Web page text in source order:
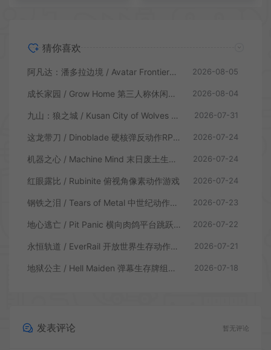
猜你喜欢
阿凡达：潘多拉边境 / Avatar Frontiers of Pandora 开放世界冒险游戏 2026-08-05
成长家园 / Grow Home 第三人称休闲动作游戏 2026-08-04
九山：狼之城 / Kusan City of Wolves 硬核俯视角动作游戏 2026-07-31
这龙带刀 / Dinoblade 硬核弹反动作RPG游戏 2026-07-24
机器之心 / Machine Mind 末日废土生存动作游戏 2026-07-24
红眼露比 / Rubinite 俯视角像素动作游戏 2026-07-24
钢铁之泪 / Tears of Metal 中世纪动作肉鸽游戏 2026-07-23
地心逃亡 / Pit Panic 横向肉鸽平台跳跃游戏 2026-07-22
永恒轨道 / EverRail 开放世界生存动作游戏 2026-07-21
地狱公主 / Hell Maiden 弹幕生存牌组动作游戏 2026-07-18
发表评论 暂无评论